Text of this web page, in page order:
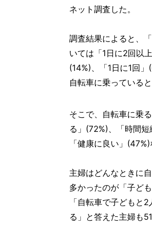
ネット調査した。
調査結果によると、
いては「1日に2回以
(14%)、「1日に1回
自転車に乗っている
そこで、自転車に乗
る」(72%)、「時間
「健康に良い」
主婦はどんなときに
多かったのが「子ど
「自転車で子どもと
る」と答えた主婦も